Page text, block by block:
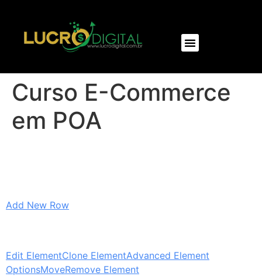
Curso E-Commerce
em POA
Add New Row
Edit ElementClone ElementAdvanced Element
OptionsMoveRemove Element